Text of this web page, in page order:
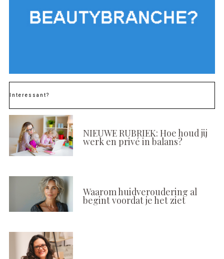
Interessant?
NIEUWE RUBRIEK: Hoe houd jij
werk en privé in balans?
Waarom huidveroudering al
begint voordat je het ziet